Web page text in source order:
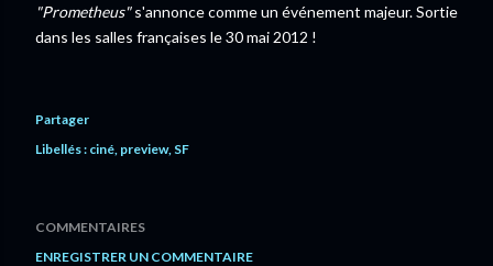
"Prometheus"s'annonce comme un événement majeur. Sortie
dans les salles françaises le 30 mai 2012 !
Partager
Libellés : ciné preview SF
COMMENTAIRES
ENREGISTRER UN COMMENTAIRE